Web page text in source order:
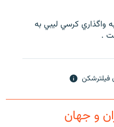
واگذاري كرسي ليبي به
.
و جهان